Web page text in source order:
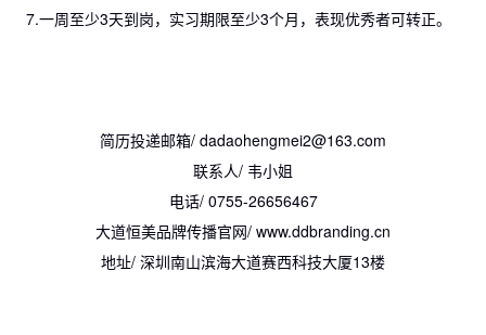
7.一周至少3天到岗，实习期限至少3个月，表现优秀者可转正。
简历投递邮箱/ dadaohengmei2@163.com
联系人/ 韦小姐
电话/ 0755-26656467
大道恒美品牌传播官网/ www.ddbranding.cn
地址/ 深圳南山滨海大道赛西科技大厦13楼